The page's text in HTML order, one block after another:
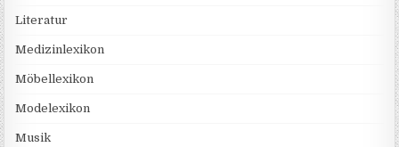
Literatur
Medizinlexikon
Möbellexikon
Modelexikon
Musik